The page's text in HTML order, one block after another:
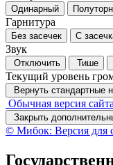
Одинарный
Гарнитура
Без засечек С
Звук
Отключить Тише
Текущий уровень
Вернуть стандартные
Обычная версия сайта
Закрыть
© Мибок: Версия для